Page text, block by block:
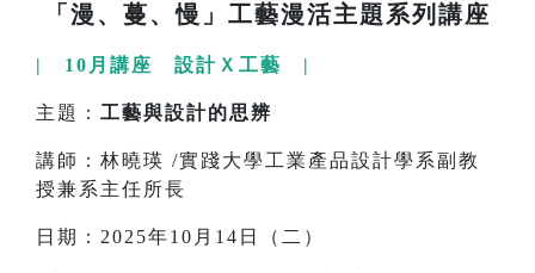
「漫、蔓、慢」工藝漫活主題系列講座
| 10月講座 設計Ｘ工藝 |
主題： 工藝與設計的思辨
講師：林曉瑛 /實踐大學工業產品設計學系副教
授兼系主任所長
日期：2025年10月14日（二）